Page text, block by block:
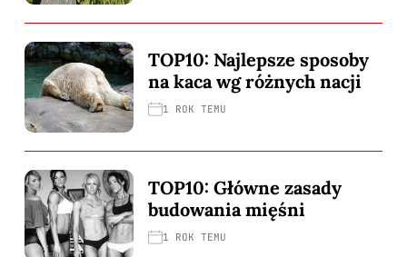
TOP10: Najlepsze sposoby
na kaca wg różnych nacji
1 ROK TEMU
TOP10: Główne zasady
budowania mięśni
1 ROK TEMU